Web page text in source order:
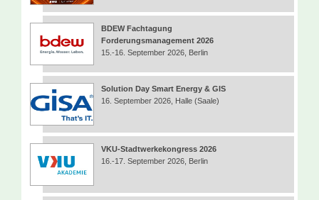
BDEW Fachtagung
Forderungsmanagement 2026
15.-16. September 2026, Berlin
Solution Day Smart Energy & GIS
16. September 2026, Halle (Saale)
VKU-Stadtwerkekongress 2026
16.-17. September 2026, Berlin